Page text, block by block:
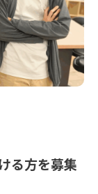
る方を募集